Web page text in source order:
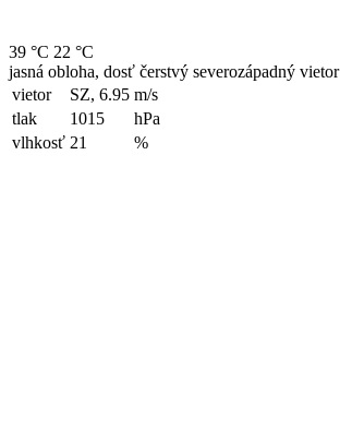
39 °C 22 °C
jasná obloha, dosť čerstvý severozápadný vietor
vietor
SZ, 6.95 m/s
tlak
1015
hPa
vlhkosť 21 %